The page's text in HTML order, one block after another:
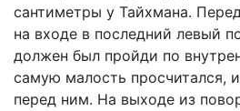
сантиметры у Тайхмана.
на входе в последний левый
должен был пройди по
самую малость просчитался,
перед ним. На выходе из